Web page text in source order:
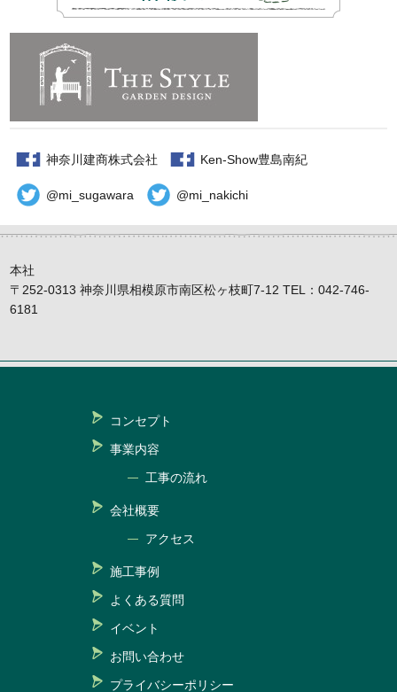
神奈川建商株式会社 Ken-Show豊島南紀
@mi_sugawara @mi_nakichi
本社
〒252-0313 神奈川県相模原市南区松ヶ枝町7-12 TEL：042-746-
6181
コンセプト
事業内容
工事の流れ
会社概要
アクセス
施工事例
よくある質問
イベント
お問い合わせ
プライバシーポリシー